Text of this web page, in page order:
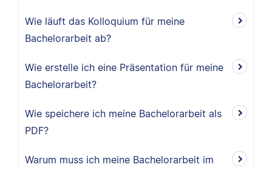
Wie läuft das Kolloquium für meine
Bachelorarbeit ab?
Wie erstelle ich eine Präsentation für meine
Bachelorarbeit?
Wie speichere ich meine Bachelorarbeit als
PDF?
Warum muss ich meine Bachelorarbeit im